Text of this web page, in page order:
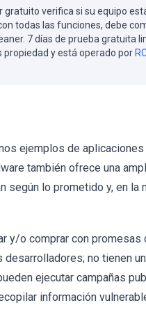
gratuito verifica si su equipo
todas las funciones, debe
7 días de prueba gratuita
propiedad y está operado por
ejemplos de
también ofrece una
según lo prometido y, en la
y/o comprar con
no tienen
ejecutar campañas
información